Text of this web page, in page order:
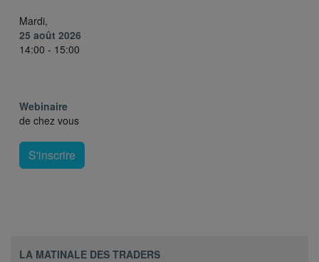
Mardi,
25 août 2026
14:00 - 15:00
Webinaire
de chez vous
S'inscrire
LA MATINALE DES TRADERS